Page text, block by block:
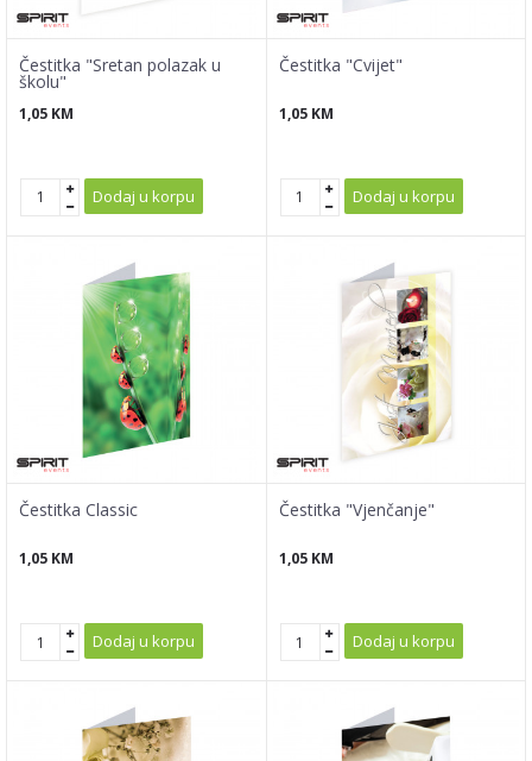
Čestitka "Sretan polazak u
školu"
1,05 KM
Dodaj u korpu
Čestitka "Cvijet"
1,05 KM
Dodaj u korpu
Čestitka Classic
1,05 KM
Dodaj u korpu
Čestitka "Vjenčanje"
1,05 KM
Dodaj u korpu